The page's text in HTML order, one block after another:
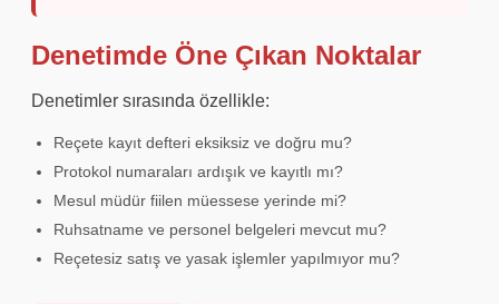
Denetimde Öne Çıkan Noktalar
Denetimler sırasında özellikle:
Reçete kayıt defteri eksiksiz ve doğru mu?
Protokol numaraları ardışık ve kayıtlı mı?
Mesul müdür fiilen müessese yerinde mi?
Ruhsatname ve personel belgeleri mevcut mu?
Reçetesiz satış ve yasak işlemler yapılmıyor mu?